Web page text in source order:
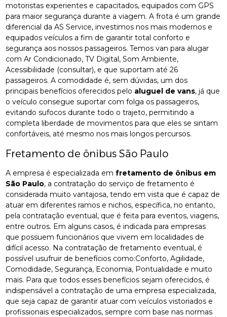
motoristas experientes e capacitados, equipados com GPS
para maior segurança durante a viagem. A frota é um grande
diferencial da AS Service, investimos nos mais modernos e
equipados veículos a fim de garantir total conforto e
segurança aos nossos passageiros. Temos van para alugar
com Ar Condicionado, TV Digital, Som Ambiente,
Acessibilidade (consultar), e que suportam até 26
passageiros. A comodidade é, sem dúvidas, um dos
principais benefícios oferecidos pelo aluguel de vans, já que
o veículo consegue suportar com folga os passageiros,
evitando sufocos durante todo o trajeto, permitindo a
completa liberdade de movimentos para que eles se sintam
confortáveis, até mesmo nos mais longos percursos.
Fretamento de ônibus São Paulo
A empresa é especializada emfretamento de ônibus em
São Paulo, a contratação do serviço de fretamento é
considerada muito vantajosa, tendo em vista que é capaz de
atuar em diferentes ramos e nichos, específica, no entanto,
pela contratação eventual, que é feita para eventos, viagens,
entre outros. Em alguns casos, é indicada para empresas
que possuem funcionários que vivem em localidades de
difícil acesso. Na contratação de fretamento eventual, é
possível usufruir de benefícios como:Conforto, Agilidade,
Comodidade, Segurança, Economia, Pontualidade e muito
mais. Para que todos esses benefícios sejam oferecidos, é
indispensável a contratação de uma empresa especializada,
que seja capaz de garantir atuar com veículos vistoriados e
profissionais especializados, sempre com base nas normas